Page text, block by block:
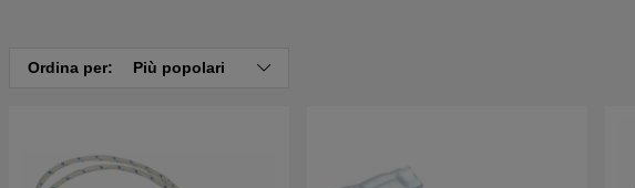
Ordina per: Più popolari